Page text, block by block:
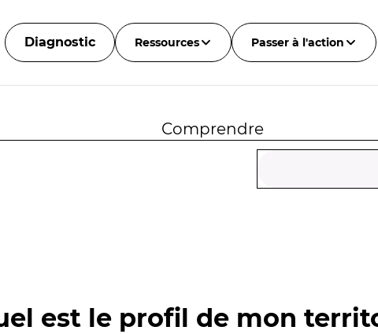
Diagnostic Ressources Passer à l'action
Comprendre
est le profil de mon